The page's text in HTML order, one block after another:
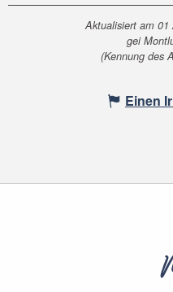
Aktualisiert am 01
gei
(Kennung des
Einen